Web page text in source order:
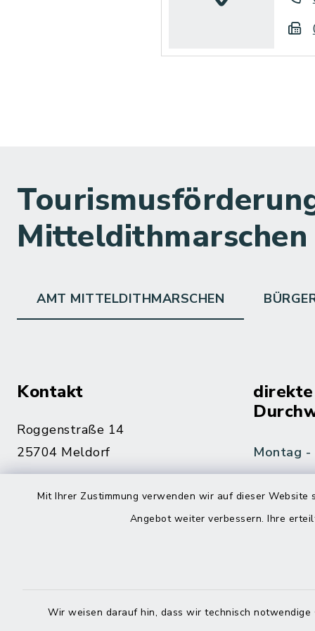
Mit Ihrer Zustimmung verwenden wir auf dieser
Angebot weiter verbessern. Ihre
Wir weisen darauf hin, dass wir technisch
Mitteldithmarschen
AMT MITTELDITHMARSCHEN
Kontakt
Roggenstraße 14
25704 Meldorf
04832 6065-215
Montag -
Freitag
Haben